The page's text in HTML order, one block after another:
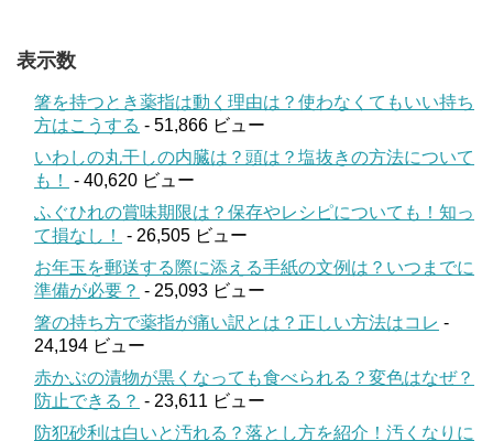
表示数
箸を持つとき薬指は動く理由は？使わなくてもいい持ち
方はこうする - 51,866 ビュー
いわしの丸干しの内臓は？頭は？塩抜きの方法について
も！
- 40,620 ビュー
ふぐひれの賞味期限は？保存やレシピについても！知っ
て損なし！
- 26,505 ビュー
お年玉を郵送する際に添える手紙の文例は？いつまでに
準備が必要？ - 25,093 ビュー
箸の持ち方で薬指が痛い訳とは？正しい方法はコレ -
24,194 ビュー
赤かぶの漬物が黒くなっても食べられる？変色はなぜ？
防止できる？ - 23,611 ビュー
防犯砂利は白いと汚れる？落とし方を紹介！汚くなりに